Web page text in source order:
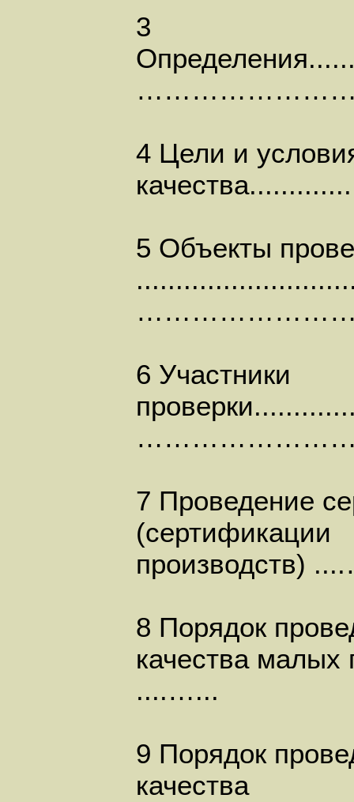
3
4 Цели и
5 Объекты
6 Участники
7 Проведение
(сертификации
производств)
8 Порядок
качества малых
....…...
9 Порядок
качества